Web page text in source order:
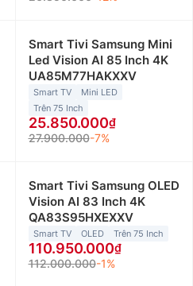
Smart Tivi Samsung Mini
Led Vision AI 85 Inch 4K
UA85M77HAKXXV
Smart TV
Mini LED
Trên 75 Inch
25.850.000
27.900.000-7%
Smart Tivi Samsung OLED
Vision AI 83 Inch 4K
QA83S95HXEXXV
Smart TV OLED Trên 75 Inch
110.950.000
112.000.000-1%